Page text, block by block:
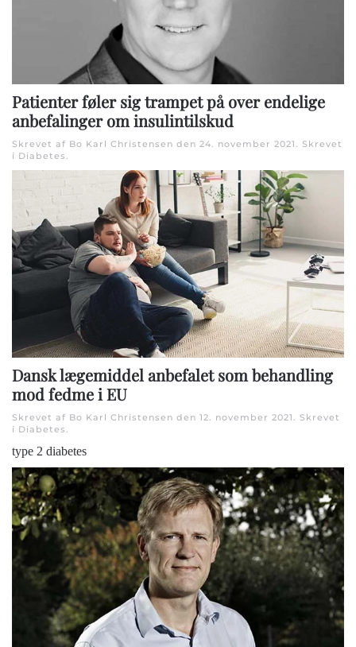
Patienter føler sig trampet på over endelige
anbefalinger om insulintilskud
Skrevet af Bo Karl Christensen den 24. november 2021. Skrevet
i Diabetes.
Dansk lægemiddel anbefalet som behandling
mod fedme i EU
Skrevet af Bo Karl Christensen den 12. november 2021. Skrevet
i Diabetes.
type 2 diabetes